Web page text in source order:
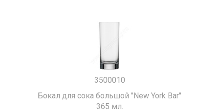
3500010
Бокал для сока большой "New York Bar"
365 мл.